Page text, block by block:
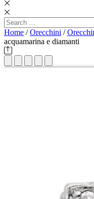
Search
for:
Home /Orecchini /
acquamarina e diamanti